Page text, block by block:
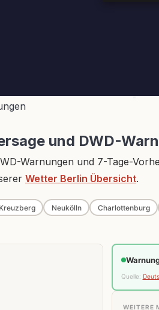
und DWD-
Warnungen und 7-Tage-
Wetter Berlin Übersicht.
Neukölln Charlottenburg
Quelle:
WEITERE